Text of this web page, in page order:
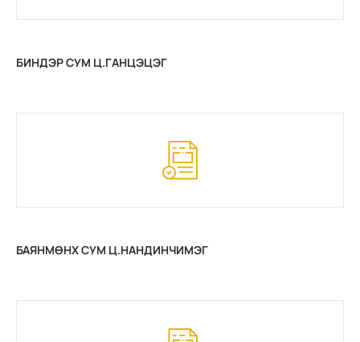
БИНДЭР СУМ Ц.ГАНЦЭЦЭГ
БАЯНМӨНХ СУМ Ц.НАНДИНЧИМЭГ